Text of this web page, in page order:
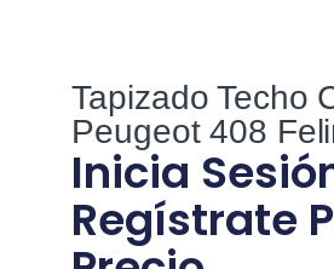
Tapizado Techo
Peugeot 408
Inicia
Regístrate